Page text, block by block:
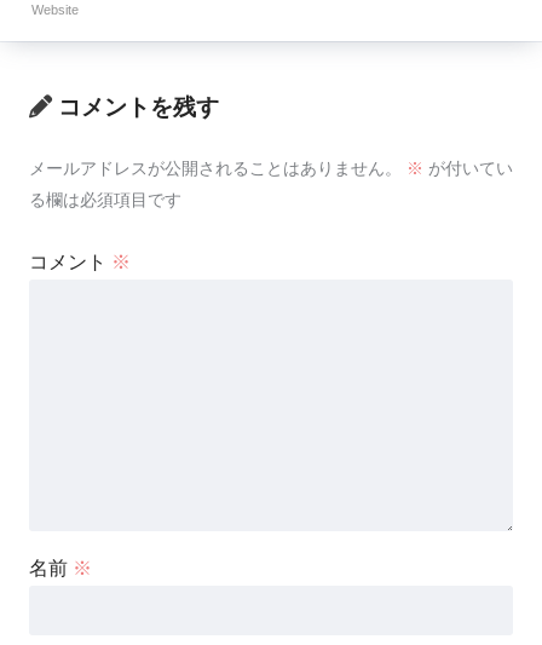
Website
コメントを残す
メールアドレスが公開されることはありません。 ※ が付いてい
る欄は必須項目です
コメント ※
名前 ※